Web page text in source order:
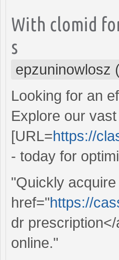
With clomid
s
epzuninowlosz
Looking for an
Explore our
[URL=https://
- today for
"Quickly
href="https://
dr
online."